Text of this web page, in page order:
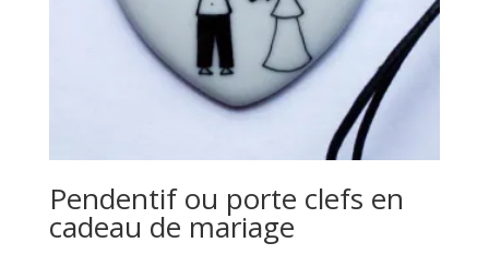
Pendentif ou porte clefs en
cadeau de mariage